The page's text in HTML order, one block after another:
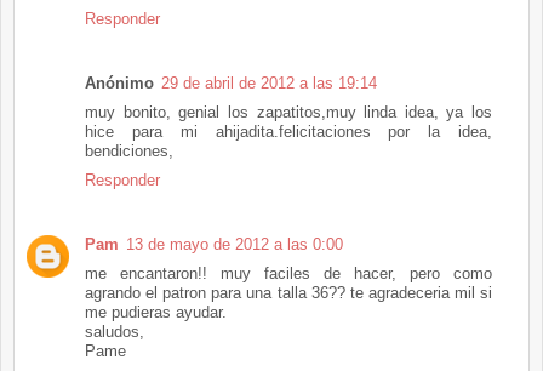
Responder
Anónimo 29 de abril de 2012 a las 19:14
muy bonito, genial los zapatitos,muy linda idea, ya los
hice para mi ahijadita.felicitaciones por la idea,
bendiciones,
Responder
Pam 13 de mayo de 2012 a las 0:00
me encantaron!! muy faciles de hacer, pero como
agrando el patron para una talla 36?? te agradeceria mil si
me pudieras ayudar.
saludos,
Pame